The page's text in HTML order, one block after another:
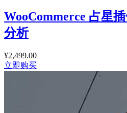
WooCommerce 占星
分析
¥2,499.00
立即购买